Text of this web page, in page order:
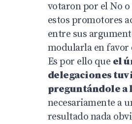
votaron por el No o
estos promotores
entre sus
modularla en favor
Es por ello que el
delegaciones
preguntándole a
necesariamente a
resultado nada